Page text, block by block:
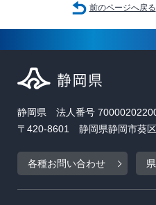
前のページへ戻る
静岡県 法人番号
〒420-8601 静岡県静岡市葵
各種お問い合わせ